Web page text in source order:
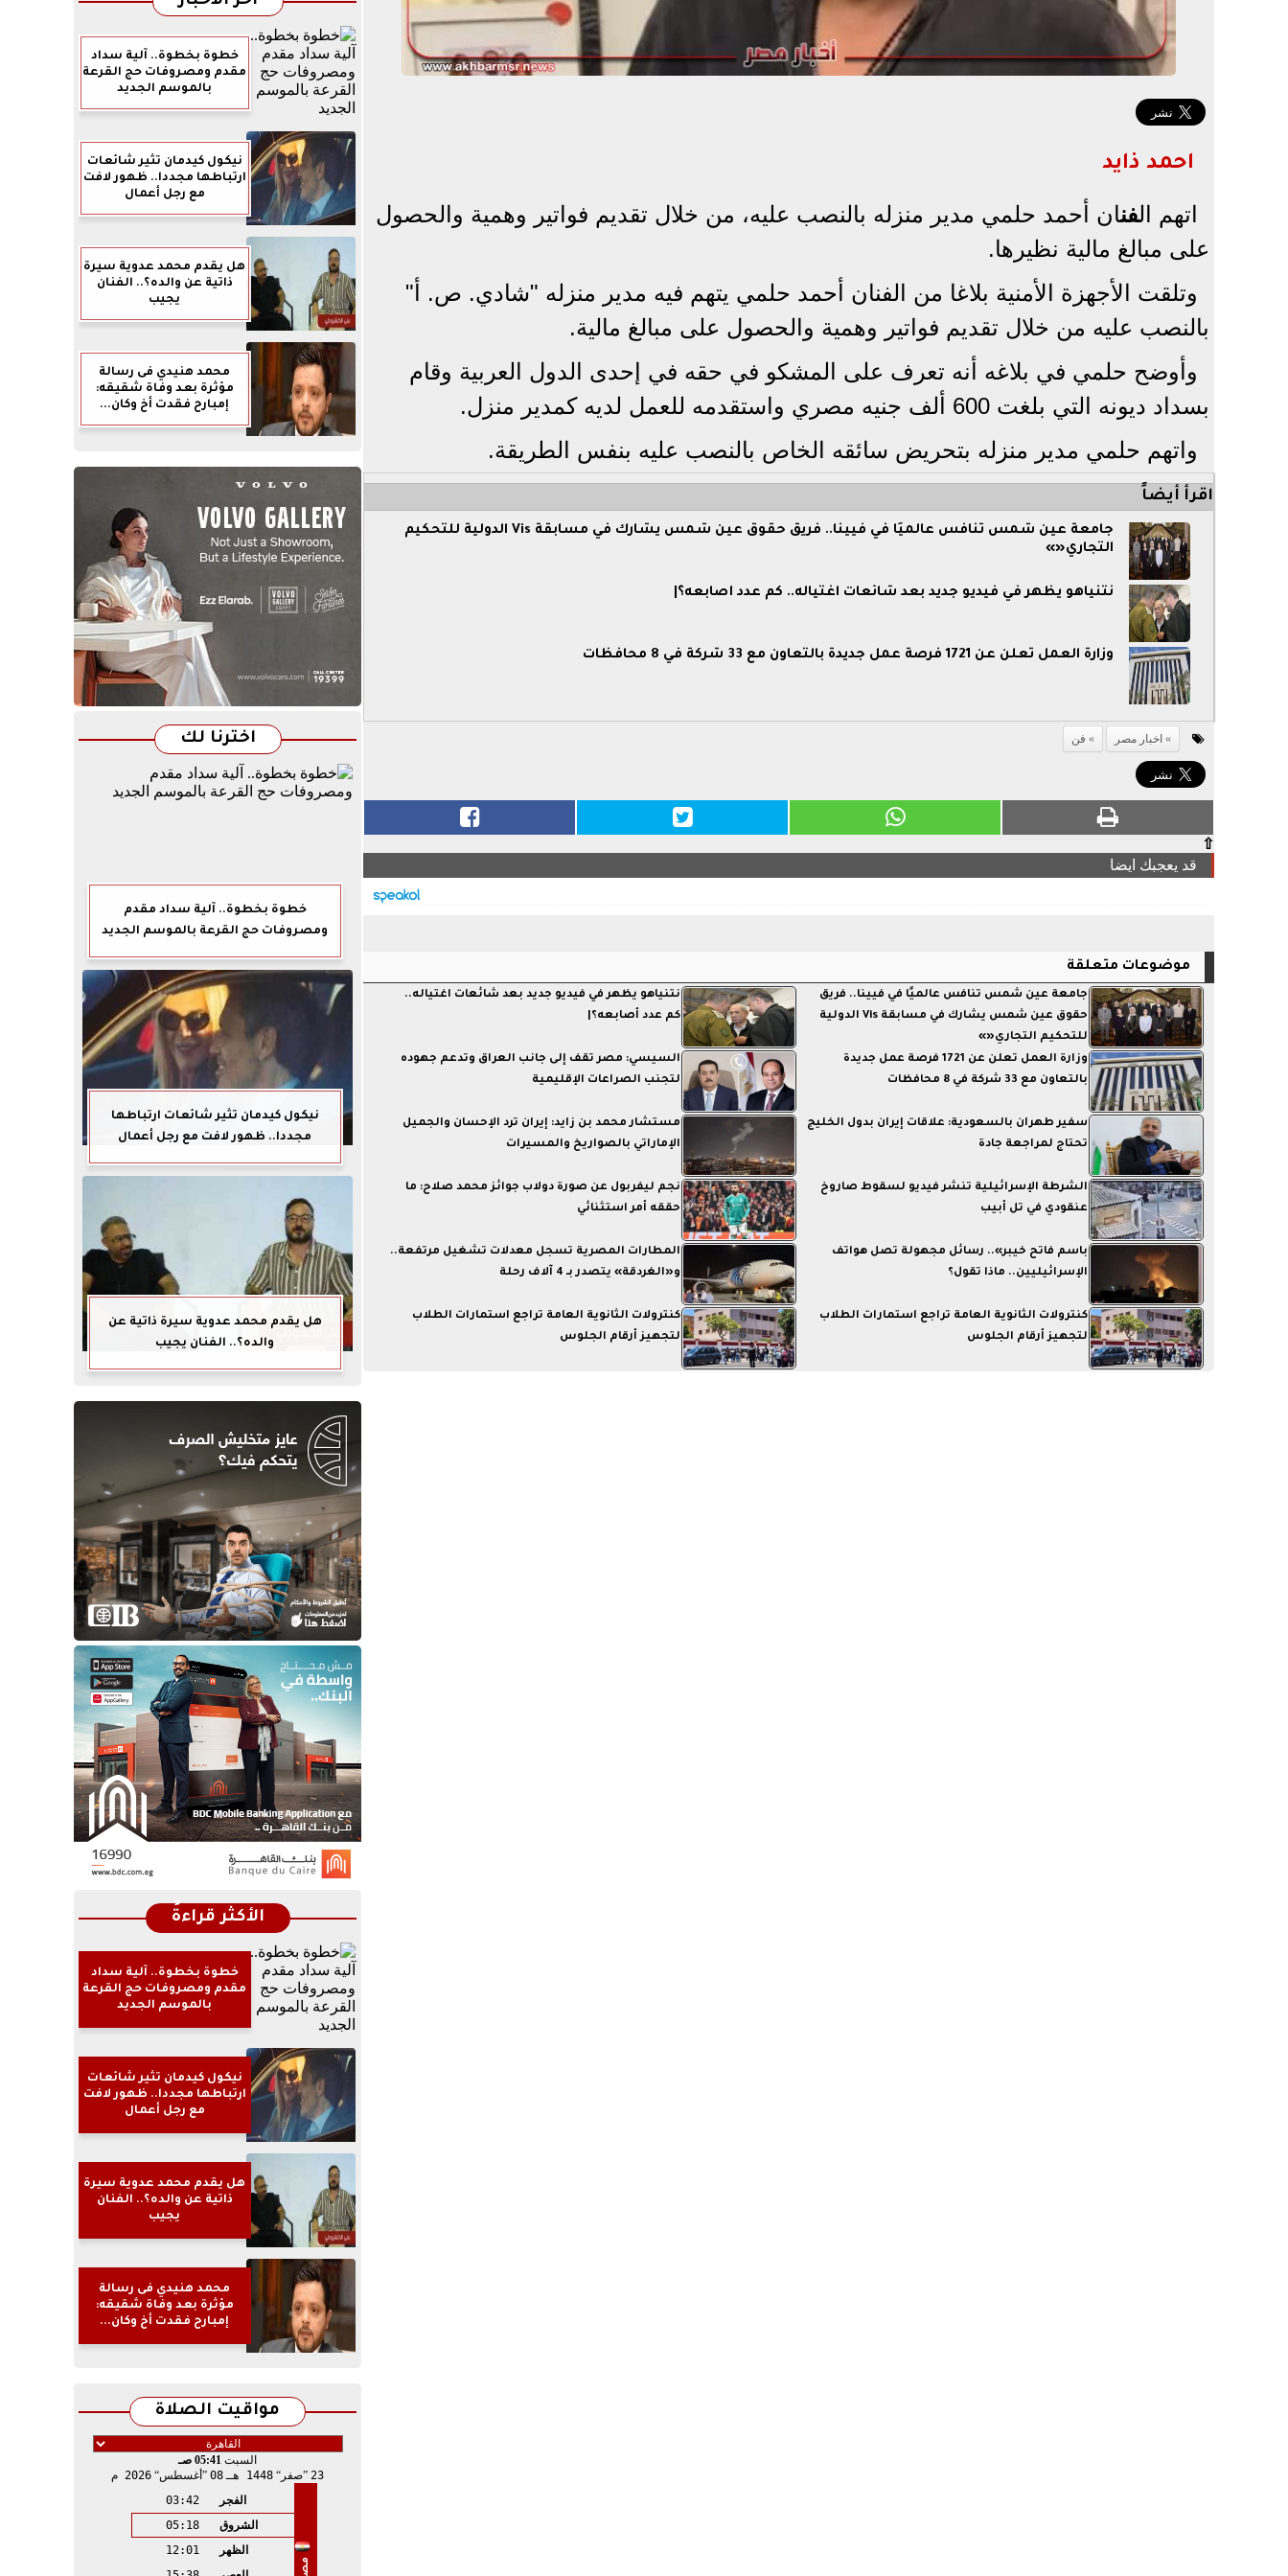
احمد ذايد
اتهم الفنان أحمد حلمي مدير منزله بالنصب عليه، من خلال تقديم فواتير وهمية والحصول
على مبالغ مالية نظيرها.
وتلقت الأجهزة الأمنية بلاغا من الفنان أحمد حلمي يتهم فيه مدير منزله "شادي. ص. أ"
بالنصب عليه من خلال تقديم فواتير وهمية والحصول على مبالغ مالية.
وأوضح حلمي في بلاغه أنه تعرف على المشكو في حقه في إحدى الدول العربية وقام
بسداد ديونه التي بلغت 600 ألف جنيه مصري واستقدمه للعمل لديه كمدير منزل.
واتهم حلمي مدير منزله بتحريض سائقه الخاص بالنصب عليه بنفس الطريقة.
اقرأ أيضاً
جامعة عين شمس تنافس عالميًا في فيينا.. فريق حقوق عين شمس يشارك في مسابقة Vis الدولية للتحكيم
التجاري«»
نتنياهو يظهر في فيديو جديد بعد شائعات اغتياله.. كم عدد أصابعه؟|
وزارة العمل تعلن عن 1721 فرصة عمل جديدة بالتعاون مع 33 شركة في 8 محافظات
اخبار مصر فن
⇧
قد يعجبك ايضا
موضوعات متعلقة
جامعة عين شمس تنافس عالميًا في فيينا.. فريق
حقوق عين شمس يشارك في مسابقة Vis الدولية
للتحكيم التجاري«»
نتنياهو يظهر في فيديو جديد بعد شائعات اغتياله..
كم عدد أصابعه؟|
وزارة العمل تعلن عن 1721 فرصة عمل جديدة
بالتعاون مع 33 شركة في 8 محافظات
السيسي: مصر تقف إلى جانب العراق وتدعم جهوده
لتجنب الصراعات الإقليمية
سفير طهران بالسعودية: علاقات إيران بدول الخليج
تحتاج لمراجعة جادة
مستشار محمد بن زايد: إيران ترد الإحسان والجميل
الإماراتي بالصواريخ والمسيرات
الشرطة الإسرائيلية تنشر فيديو لسقوط صاروخ
عنقودي في تل أبيب
نجم ليفربول عن صورة دولاب جوائز محمد صلاح: ما
حققه أمر استثنائي
باسم فاتح خيبر».. رسائل مجهولة تصل هواتف
الإسرائيليين.. ماذا تقول؟
المطارات المصرية تسجل معدلات تشغيل مرتفعة..
و«الغردقة» يتصدر بـ 4 آلاف رحلة
كنترولات الثانوية العامة تراجع استمارات الطلاب
لتجهيز أرقام الجلوس
كنترولات الثانوية العامة تراجع استمارات الطلاب
لتجهيز أرقام الجلوس
خطوة بخطوة.. آلية سداد
مقدم ومصروفات حج القرعة
بالموسم الجديد
نيكول كيدمان تثير شائعات
ارتباطها مجددا.. ظهور لافت
مع رجل أعمال
هل يقدم محمد عدوية سيرة
ذاتية عن والده؟.. الفنان
يجيب
محمد هنيدي فى رسالة
مؤثرة بعد وفاة شقيقه:
إمبارح فقدت أخ وكان...
اخترنا لك
خطوة بخطوة.. آلية سداد مقدم
ومصروفات حج القرعة بالموسم الجديد
نيكول كيدمان تثير شائعات ارتباطها
مجددا.. ظهور لافت مع رجل أعمال
هل يقدم محمد عدوية سيرة ذاتية عن
والده؟.. الفنان يجيب
الأكثر قراءةً
خطوة بخطوة.. آلية سداد
مقدم ومصروفات حج القرعة
بالموسم الجديد
نيكول كيدمان تثير شائعات
ارتباطها مجددا.. ظهور لافت
مع رجل أعمال
هل يقدم محمد عدوية سيرة
ذاتية عن والده؟.. الفنان
يجيب
محمد هنيدي فى رسالة
مؤثرة بعد وفاة شقيقه:
إمبارح فقدت أخ وكان...
مواقيت الصلاة
السبت 05:41 صـ
23 صفر 1448 هـ 08 أغسطس 2026 م
مصر
الفجر
03:42
الشروق
05:18
الظهر
12:01